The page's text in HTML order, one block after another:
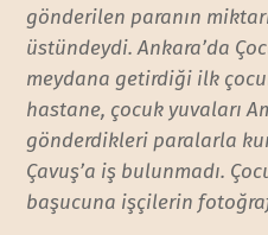
gönderilen paranın
üstündeydi. Ankara’da
meydana getirdiği ilk
hastane, çocuk yuvaları
gönderdikleri paralarla
Çavuş’a iş bulunmadı.
başucuna işçilerin